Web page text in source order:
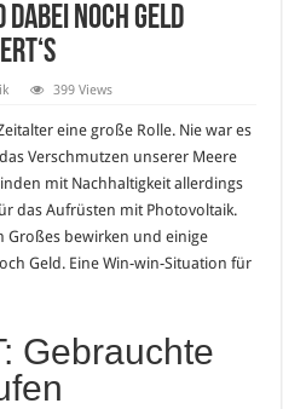
noch Geld
399 Views
eine große Rolle. Nie war es
Verschmutzen unserer Meere
mit Nachhaltigkeit allerdings
das Aufrüsten mit Photovoltaik.
Großes bewirken und einige
Geld. Eine Win-win-Situation für
Gebrauchte